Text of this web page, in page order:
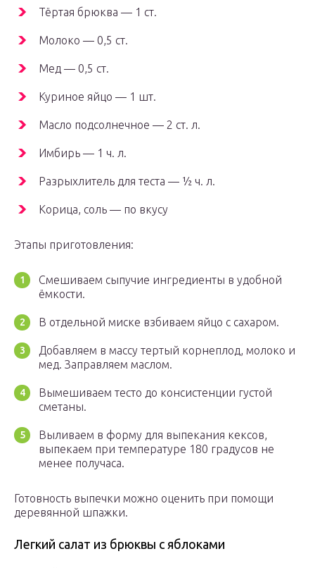
Тёртая брюква — 1 ст.
Молоко — 0,5 ст.
Мед — 0,5 ст.
Куриное яйцо — 1 шт.
Масло подсолнечное — 2 ст. л.
Имбирь — 1 ч. л.
Разрыхлитель для теста — ½ ч. л.
Корица, соль — по вкусу
Этапы приготовления:
Смешиваем сыпучие ингредиенты в удобной
ёмкости.
В отдельной миске взбиваем яйцо с сахаром.
Добавляем в массу тертый корнеплод, молоко и
мед. Заправляем маслом.
Вымешиваем тесто до консистенции густой
сметаны.
Выливаем в форму для выпекания кексов,
выпекаем при температуре 180 градусов не
менее получаса.
Готовность выпечки можно оценить при помощи
деревянной шпажки.
Легкий салат из брюквы с яблоками